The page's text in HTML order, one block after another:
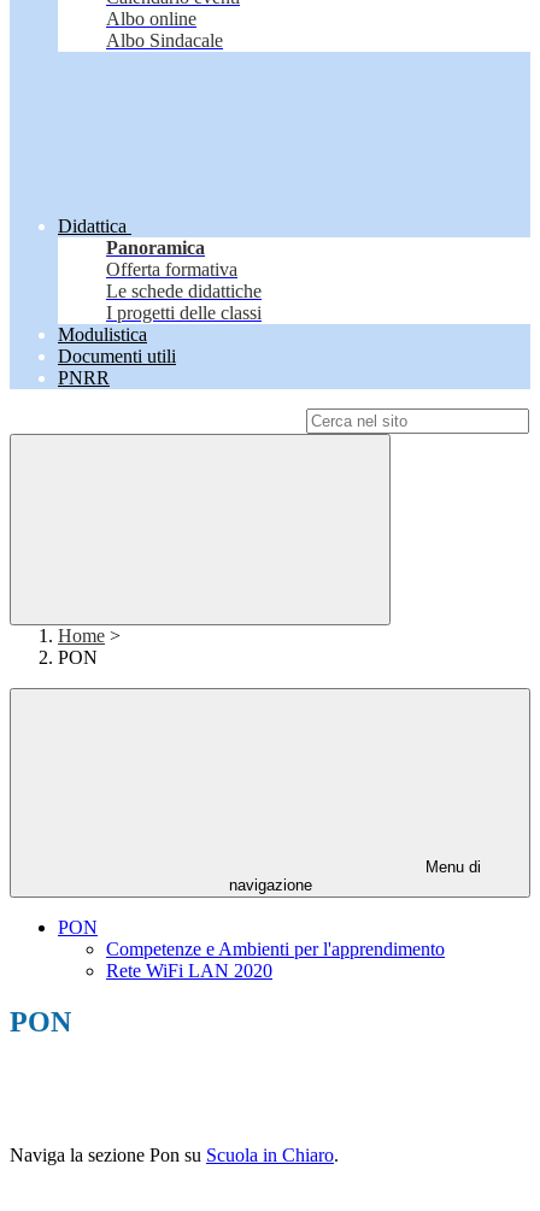
Albo online
Albo Sindacale
Didattica
Panoramica
Offerta formativa
Le schede didattiche
I progetti delle classi
Modulistica
Documenti utili
PNRR
Home >
PON
Menu di
navigazione
PON
Competenze e Ambienti per l'apprendimento
Rete WiFi LAN 2020
PON
Naviga la sezione Pon su Scuola in Chiaro.